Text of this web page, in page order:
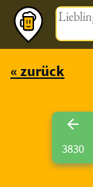
« zurück
3830